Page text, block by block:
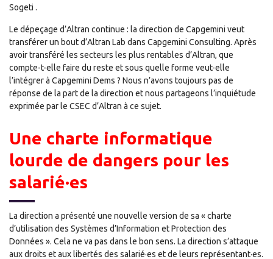
Sogeti .
Le dépeçage d’Altran continue : la direction de Capgemini veut
transférer un bout d’Altran Lab dans Capgemini Consulting. Après
avoir transféré les secteurs les plus rentables d’Altran, que
compte-t-elle faire du reste et sous quelle forme veut-elle
l’intégrer à Capgemini Dems ? Nous n’avons toujours pas de
réponse de la part de la direction et nous partageons l’inquiétude
exprimée par le CSEC d’Altran à ce sujet.
Une charte informatique
lourde de dangers pour les
salarié·es
La direction a présenté une nouvelle version de sa « charte
d’utilisation des Systèmes d’Information et Protection des
Données ». Cela ne va pas dans le bon sens. La direction s’attaque
aux droits et aux libertés des salarié·es et de leurs représentant·es.